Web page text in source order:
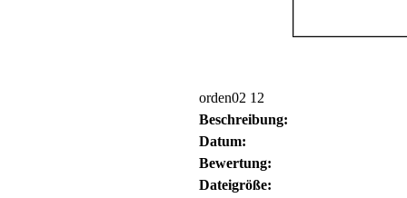
orden02 12
Beschreibung:
Datum:
Bewertung:
Dateigröße: